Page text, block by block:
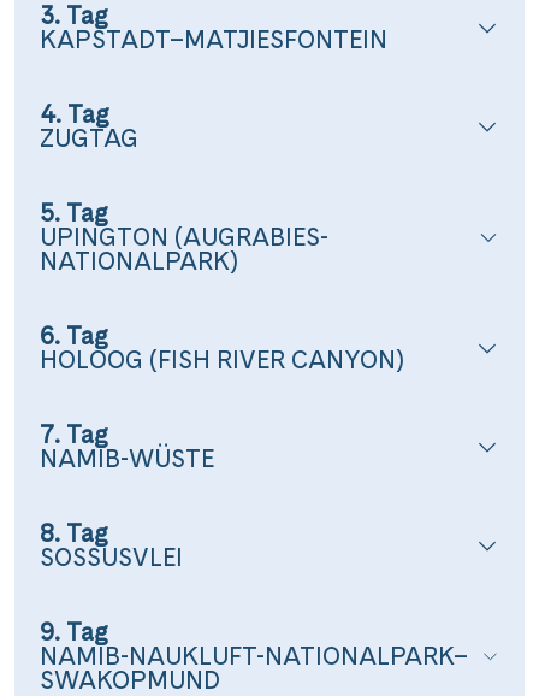
3. Tag
KAPSTADT–MATJIESFONTEIN
4. Tag
ZUGTAG
5. Tag
UPINGTON (AUGRABIES-
NATIONALPARK)
6. Tag
HOLOOG (FISH RIVER CANYON)
7. Tag
NAMIB-WÜSTE
8. Tag
SOSSUSVLEI
9. Tag
NAMIB-NAUKLUFT-NATIONALPARK–
SWAKOPMUND